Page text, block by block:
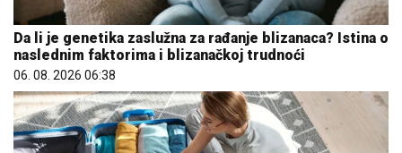
Da li je genetika zaslužna za rađanje blizanaca? Istina o
naslednim faktorima i blizanačkoj trudnoći
06. 08. 2026 06:38